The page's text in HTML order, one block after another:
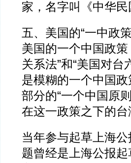
家，名字叫《中华
五、美国的“一中政
美国的一个中国政
关系法”和“美国对
是模糊的一个中国
部分的“一个中国原
在这一政策之下的
当年参与起草上海
题曾经是上海公报